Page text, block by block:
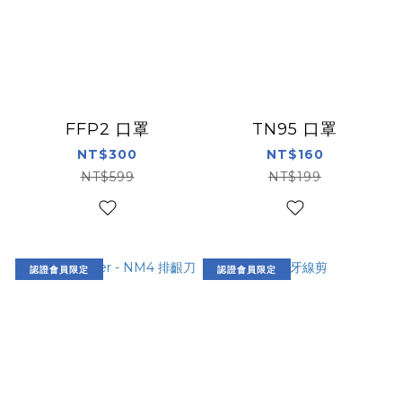
FFP2 口罩
NT$300
NT$599
TN95 口罩
NT$160
NT$199
認證會員限定 認證會員限定